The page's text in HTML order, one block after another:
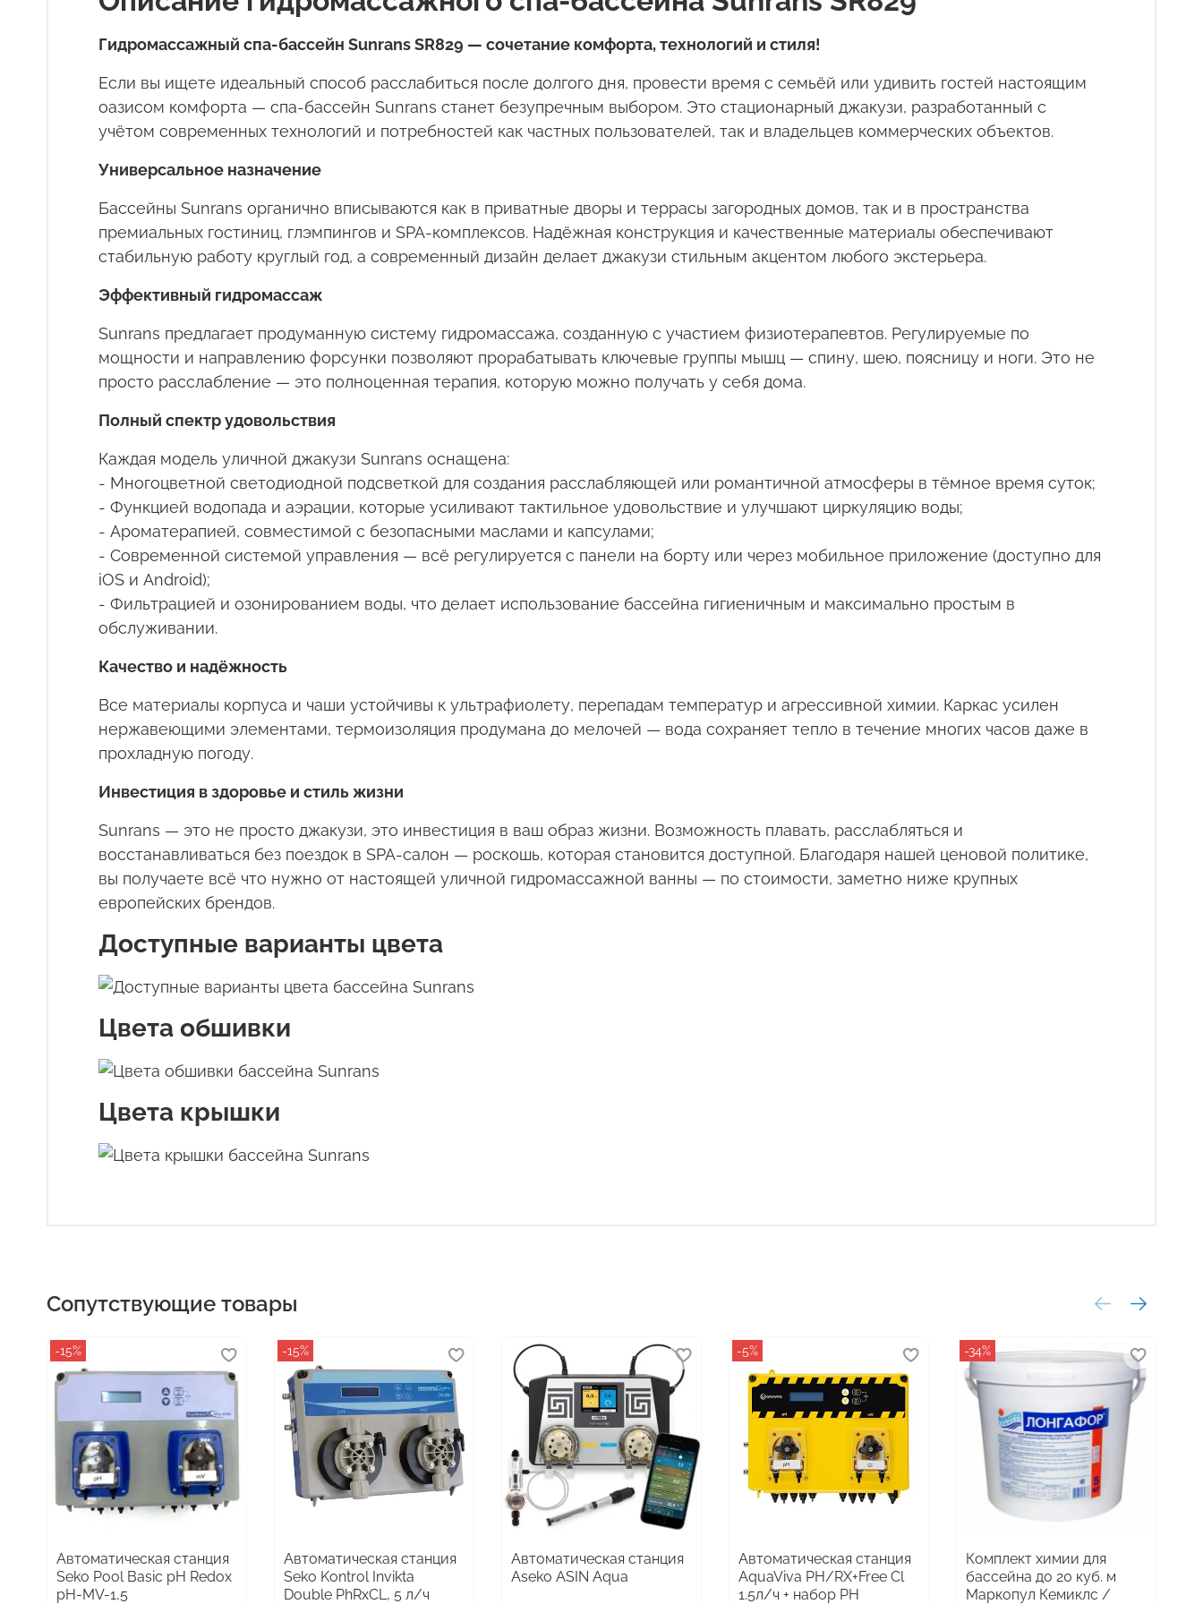
Гидромассажный спа-бассейн Sunrans SR829 — сочетание комфорта, технологий и стиля!
Если вы ищете идеальный способ расслабиться после долгого дня, провести время с семьёй или удивить гостей настоящим
оазисом комфорта — спа-бассейн Sunrans станет безупречным выбором. Это стационарный джакузи, разработанный с
учётом современных технологий и потребностей как частных пользователей, так и владельцев коммерческих объектов.
Универсальное назначение
Бассейны Sunrans органично вписываются как в приватные дворы и террасы загородных домов, так и в пространства
премиальных гостиниц, глэмпингов и SPA-комплексов. Надёжная конструкция и качественные материалы обеспечивают
стабильную работу круглый год, а современный дизайн делает джакузи стильным акцентом любого экстерьера.
Эффективный гидромассаж
Sunrans предлагает продуманную систему гидромассажа, созданную с участием физиотерапевтов. Регулируемые по
мощности и направлению форсунки позволяют прорабатывать ключевые группы мышц — спину, шею, поясницу и ноги. Это не
просто расслабление — это полноценная терапия, которую можно получать у себя дома.
Полный спектр удовольствия
Каждая модель уличной джакузи Sunrans оснащена:
- Многоцветной светодиодной подсветкой для создания расслабляющей или романтичной атмосферы в тёмное время суток;
- Функцией водопада и аэрации, которые усиливают тактильное удовольствие и улучшают циркуляцию воды;
- Ароматерапией, совместимой с безопасными маслами и капсулами;
- Современной системой управления — всё регулируется с панели на борту или через мобильное приложение (доступно для
iOS и Android);
- Фильтрацией и озонированием воды, что делает использование бассейна гигиеничным и максимально простым в
обслуживании.
Качество и надёжность
Все материалы корпуса и чаши устойчивы к ультрафиолету, перепадам температур и агрессивной химии. Каркас усилен
нержавеющими элементами, термоизоляция продумана до мелочей — вода сохраняет тепло в течение многих часов даже в
прохладную погоду.
Инвестиция в здоровье и стиль жизни
Sunrans — это не просто джакузи, это инвестиция в ваш образ жизни. Возможность плавать, расслабляться и
восстанавливаться без поездок в SPA-салон — роскошь, которая становится доступной. Благодаря нашей ценовой политике,
вы получаете всё что нужно от настоящей уличной гидромассажной ванны — по стоимости, заметно ниже крупных
европейских брендов.
Доступные варианты цвета
Цвета обшивки
Цвета крышки
Сопутствующие товары
-15%
Автоматическая станция
Seko Pool Basic pH Redox
pH-MV-1,5
-15%
Автоматическая станция
Seko Kontrol Invikta
Double PhRxCL, 5 л/ч
Автоматическая станция
Aseko ASIN Aqua
-5%
Автоматическая станция
AquaViva PH/RX+Free Cl
1.5л/ч + набор PH
-34%
Комплект химии для
бассейна до 20 куб. м
Маркопул Кемиклс /